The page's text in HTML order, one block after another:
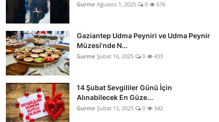
Gurme Ağustos 1, 2025 0 676
Gaziantep Udma Peyniri ve Udma Peynir
Müzesi'nde N...
Gurme Şubat 16, 2025 0 433
14 Şubat Sevgililer Günü İçin
Alınabilecek En Güze...
Gurme Şubat 13, 2025 0 342